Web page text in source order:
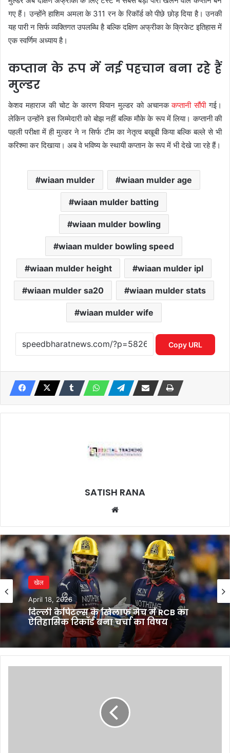
गए हैं। उन्होंने हाशिम अमला के 311 रन के रिकॉर्ड को पीछे छोड़ दिया है। उनकी
यह पारी न सिर्फ व्यक्तिगत उपलब्धि है बल्कि दक्षिण अफ्रीका के क्रिकेट इतिहास में
एक स्वर्णिम अध्याय है।
कप्तान के रूप में नई पहचान बना रहे हैं
मुल्डर
केशव महाराज की चोट के कारण वियान मुल्डर को अचानककप्तानी सौंपीगई।
लेकिन उन्होंने इस जिम्मेदारी को बोझ नहीं बल्कि मौके के रूप में लिया। कप्तानी की
पहली परीक्षा में ही मुल्डर ने न सिर्फ टीम का नेतृत्व बखूबी किया बल्कि बल्ले से भी
करिश्मा कर दिखाया। अब वे भविष्य के स्थायी कप्तान के रूप में भी देखे जा रहे हैं।
wiaan mulder wiaan mulder age
wiaan mulder batting
wiaan mulder bowling
wiaan mulder bowling speed
wiaan mulder height wiaan mulder ipl
wiaan mulder sa20 wiaan mulder stats
wiaan mulder wife
Copy URL
SATISH RANA
खेल
April 18, 2026
दिल्ली कैपिटल्स के खिलाफ मैच में RCB का
ऐतिहासिक रिकॉर्ड बना चर्चा का विषय